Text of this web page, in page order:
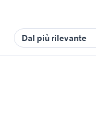
Dal più rilevante